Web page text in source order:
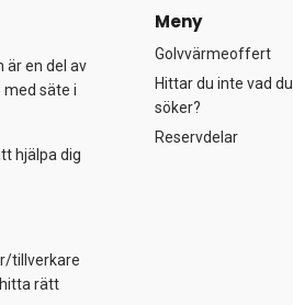
är en del av
med säte i
hjälpa dig
tillverkare
rätt
Meny
Golvvärmeoffert
Hittar du inte vad du
söker?
Reservdelar